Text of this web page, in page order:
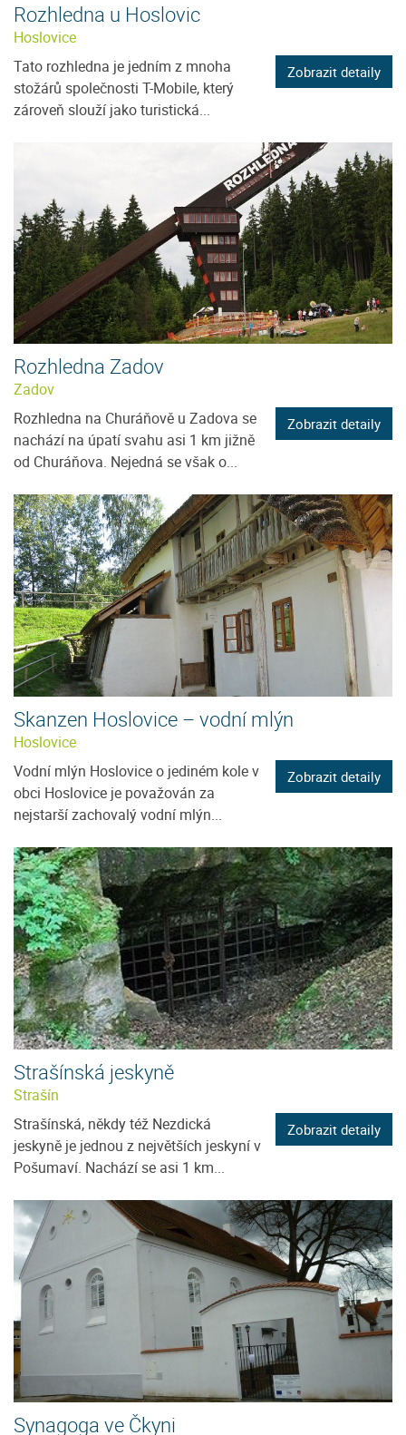
Rozhledna u Hoslovic
Hoslovice
Tato rozhledna je jedním z mnoha
stožárů společnosti T-Mobile, který
zároveň slouží jako turistická...
Zobrazit detaily
Rozhledna Zadov
Zadov
Rozhledna na Churáňově u Zadova se
nachází na úpatí svahu asi 1 km jižně
od Churáňova. Nejedná se však o...
Zobrazit detaily
Skanzen Hoslovice – vodní mlýn
Hoslovice
Vodní mlýn Hoslovice o jediném kole v
obci Hoslovice je považován za
nejstarší zachovalý vodní mlýn...
Zobrazit detaily
Strašínská jeskyně
Strašín
Strašínská, někdy též Nezdická
jeskyně je jednou z největších jeskyní v
Pošumaví. Nachází se asi 1 km...
Zobrazit detaily
Synagoga ve Čkyni